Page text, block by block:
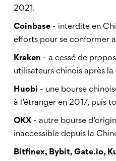
2021.
Coinbase - interdite en
efforts pour se conformer
Kraken - a cessé de
utilisateurs chinois après
Huobi - une bourse
à l’étranger en 2017, puis
OKX - autre bourse
inaccessible depuis la
Bitfinex, Bybit, Gate.io,